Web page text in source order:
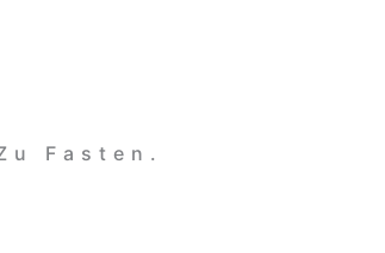
Fasten.